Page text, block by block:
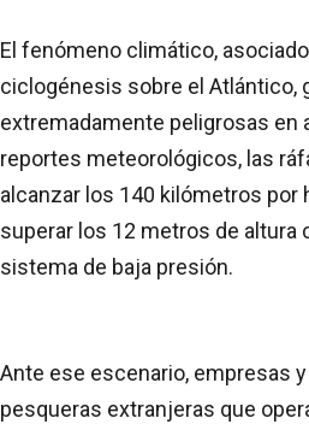
El fenómeno climático,
ciclogénesis sobre el Atlántico,
extremadamente peligrosas en
reportes meteorológicos, las
alcanzar los 140 kilómetros por
superar los 12 metros de altura
sistema de baja presión.
Ante ese escenario, empresas
pesqueras extranjeras que